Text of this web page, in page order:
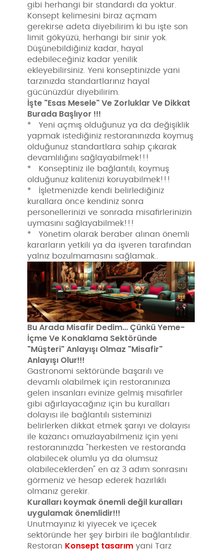
gibi herhangi bir standardı da yoktur.
Konsept kelimesini biraz açmam
gerekirse adeta diyebilirim ki bu işte son
limit gökyüzü, herhangi bir sinir yok.
Düşünebildiğiniz kadar, hayal
edebileceğiniz kadar yenilik
ekleyebilirsiniz. Yeni konseptinizde yani
tarzınızda standartlarınız hayal
gücünüzdür diyebilirim.
İşte "Esas Mesele" Ve Zorluklar Ve Dikkat
Burada Başlıyor !!!
* Yeni açmış olduğunuz ya da değişiklik
yapmak istediğiniz restoranınızda koymuş
olduğunuz standartlara sahip çıkarak
devamlılığını sağlayabilmek!!!
* Konseptiniz ile bağlantılı, koymuş
olduğunuz kalitenizi koruyabilmek!!!
* İşletmenizde kendi belirlediğiniz
kurallara önce kendiniz sonra
personellerinizi ve sonrada misafirlerinizin
uymasını sağlayabilmek!!!
* Yönetim olarak beraber alınan önemli
kararların yetkili ya da işveren tarafından
yalnız bozulmamasını sağlamak..
Bu Arada Misafir Dedim… Çünkü Yeme-
İçme Ve Konaklama Sektöründe
"Müşteri" Anlayışı Olmaz "Misafir"
Anlayışı Olur!!!
Gastronomi sektöründe başarılı ve
devamlı olabilmek için restoranınıza
gelen insanları evinize gelmiş misafirler
gibi ağırlayacağınız için bu kuralları
dolayısı ile bağlantılı sisteminizi
belirlerken dikkat etmek şarıyı ve dolayısı
ile kazancı omuzlayabilmeniz için yeni
restoranınızda "herkesten ve restoranda
olabilecek olumlu ya da olumsuz
olabileceklerden" en az 3 adım sonrasını
görmeniz ve hesap ederek hazırlıklı
olmanız gerekir.
Kuralları koymak önemli değil kuralları
uygulamak önemlidir!!!
Unutmayınız ki yiyecek ve içecek
sektöründe her şey birbiri ile bağlantılıdır.
Restoran Konsept tasarım yani Tarz